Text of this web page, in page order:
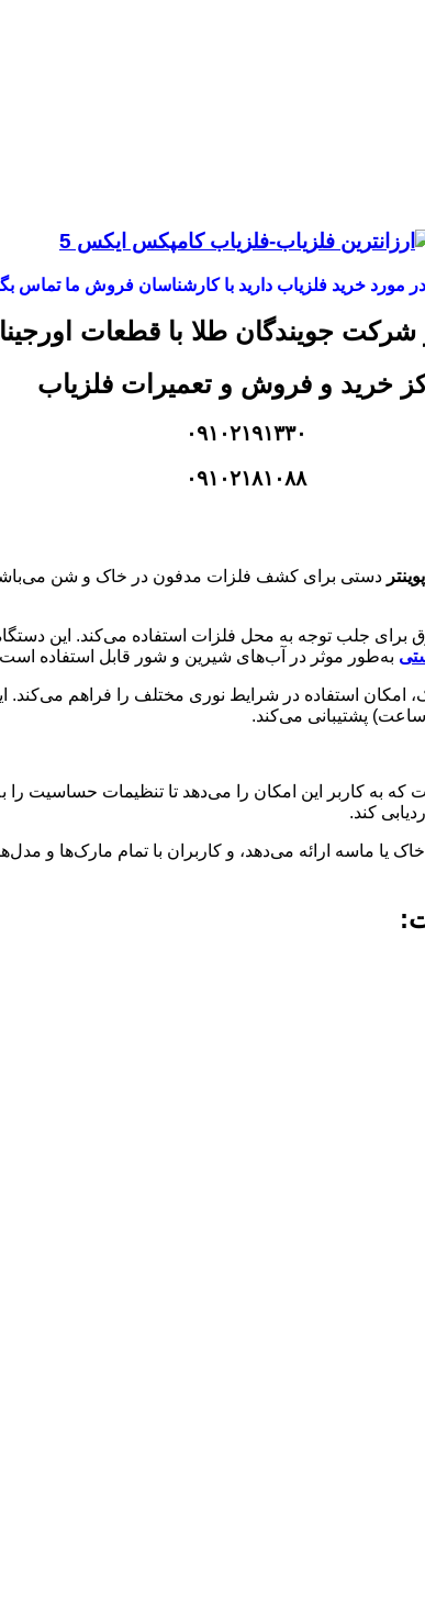
مورد خرید فلزیاب دارید با کارشناسان فروش ما تماس
جویندگان طلا با قطعات
خرید و فروش و تعمیرات فلزیاب
۰۹۱۰۲۱۹۱۳۳۰
۰۹۱۰۲۱۸۱۰۸۸
دستی برای کشف فلزات مدفون در خاک و شن می‌باشد.
به‌طور موثر در آب‌های شیرین و شور قابل استفاده
به کاربر این امکان را می‌دهد تا تنظیمات حساسیت را
کند.
ماسه ارائه می‌دهد، و کاربران با تمام مارک‌ها و